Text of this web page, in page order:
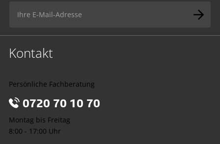
Kontakt
Persönliche Fachberatung
0720 70 10 70
Montag bis Freitag
8:00 - 17:00 Uhr